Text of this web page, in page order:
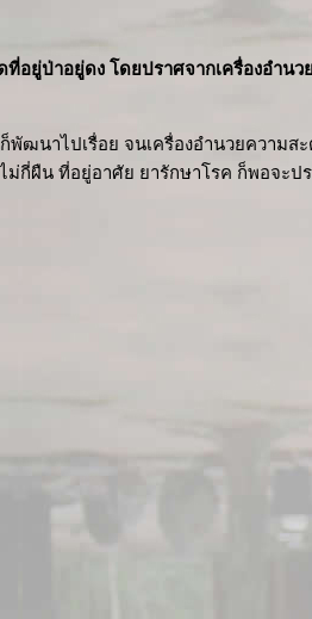
อยู่ป่าอยู่ดง โดยปราศจากเครื่องอำนว
ฒนาไปเรื่อย จนเครื่องอำนวยความสะ
ม่กี่ผืน ที่อยู่อาศัย ยารักษาโรค ก็พอจะป